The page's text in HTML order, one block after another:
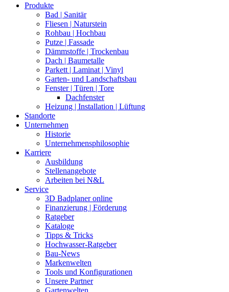
Produkte
Bad | Sanitär
Fliesen | Naturstein
Rohbau | Hochbau
Putze | Fassade
Dämmstoffe | Trockenbau
Dach | Baumetalle
Parkett | Laminat | Vinyl
Garten- und Landschaftsbau
Fenster | Türen | Tore
Dachfenster
Heizung | Installation | Lüftung
Standorte
Unternehmen
Historie
Unternehmensphilosophie
Karriere
Ausbildung
Stellenangebote
Arbeiten bei N&L
Service
3D Badplaner online
Finanzierung | Förderung
Ratgeber
Kataloge
Tipps & Tricks
Hochwasser-Ratgeber
Bau-News
Markenwelten
Tools und Konfigurationen
Unsere Partner
Gartenwelten